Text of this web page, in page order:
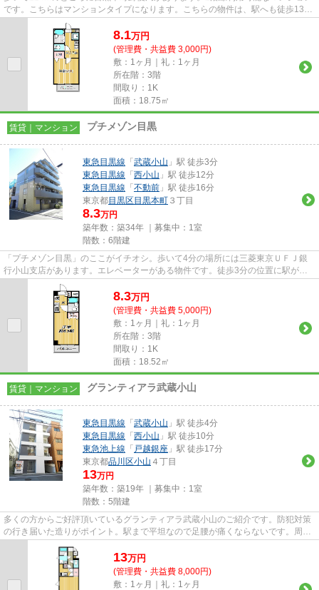
です。こちらはマンションタイプになります。こちらの物件は、駅へも徒歩13分
と歩いてアクセスできます。目...
8.1万円
(管理費・共益費 3,000円)
敷：1ヶ月｜礼：1ヶ月
所在階：3階
間取り：1K
面積：18.75㎡
賃貸｜マンション プチメゾン目黒
東急目黒線 「 武蔵小山 」駅 徒歩3分
東急目黒線 「 西小山 」駅 徒歩12分
東急目黒線 「 不動前 」駅 徒歩16分
東京都目黒区 目黒本町 ３丁目
8.3万円
築年数：築34年 ｜募集中： 1室
階数：6階建
「プチメゾン目黒」のここがイチオシ。歩いて4分の場所には三菱東京ＵＦＪ銀
行小山支店があります。エレベーターがある物件です。徒歩3分の位置に駅があ
る物件です。目黒区で新しい住...
8.3万円
(管理費・共益費 5,000円)
敷：1ヶ月｜礼：1ヶ月
所在階：3階
間取り：1K
面積：18.52㎡
賃貸｜マンション グランティアラ武蔵小山
東急目黒線 「 武蔵小山 」駅 徒歩4分
東急目黒線 「 西小山 」駅 徒歩10分
東急池上線 「 戸越銀座 」駅 徒歩17分
東京都品川区小山 ４丁目
13万円
築年数：築19年 ｜募集中： 1室
階数：5階建
多くの方からご好評頂いているグランティアラ武蔵小山のご紹介です。防犯対策
の行き届いた造りがポイント。駅まで平坦なので足腰が痛くならないです。周辺
13万円
(管理費・共益費 8,000円)
敷：1ヶ月｜礼：1ヶ月